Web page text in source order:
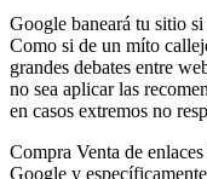
Google baneará tu sitio
Como si de un míto
grandes debates entre
no sea aplicar las
en casos extremos no
Compra Venta de
Google y